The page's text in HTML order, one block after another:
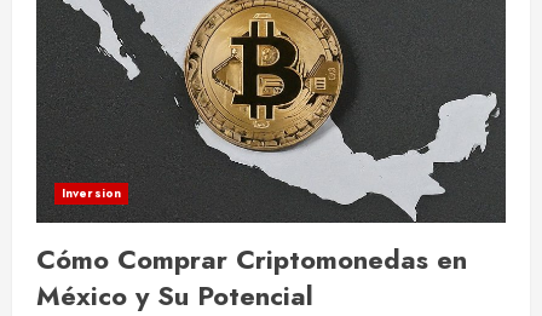
Inversion
Cómo Comprar Criptomonedas en
México y Su Potencial